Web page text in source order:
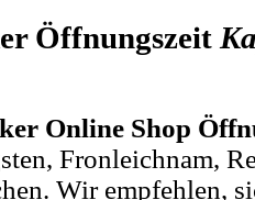
Öffnungszeit
Online Shop
Fronleichnam,
Wir empfehlen,